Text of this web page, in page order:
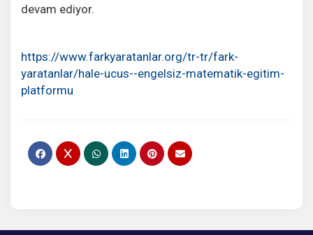
devam ediyor.
https://www.farkyaratanlar.org/tr-tr/fark-
yaratanlar/hale-ucus--engelsiz-matematik-egitim-
platformu